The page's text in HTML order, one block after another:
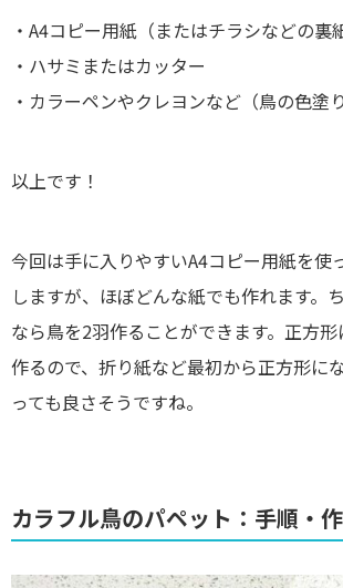
・A4コピー用紙（またはチラシなどの裏
・ハサミまたはカッター
・カラーペンやクレヨンなど（鳥の色塗
以上です！
今回は手に入りやすいA4コピー用紙を使
しますが、ほぼどんな紙でも作れます。
なら鳥を2羽作ることができます。正方
作るので、折り紙など最初から正方形に
っても良さそうですね。
カラフル鳥のパペット：手順・